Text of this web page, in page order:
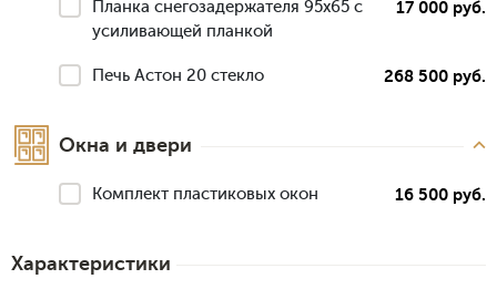
Планка снегозадержателя 95х65 с
усиливающей планкой
17 000 руб.
Печь Астон 20 стекло 268 500 руб.
Окна и двери
Комплект пластиковых окон 16 500 руб.
Характеристики